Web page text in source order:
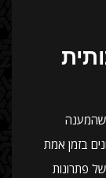
בזמן אמת
פתרונות